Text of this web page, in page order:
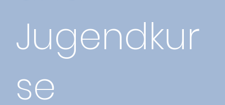
Jugendkur
se